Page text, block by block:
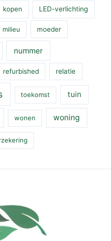
kopen LED-verlichting
milieu moeder
nummer
refurbished relatie
toekomst tuin
wonen woning